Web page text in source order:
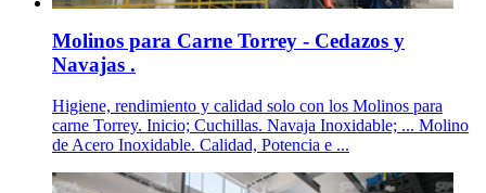
Molinos para Carne Torrey - Cedazos y
Navajas .
Higiene, rendimiento y calidad solo con los Molinos para
carne Torrey. Inicio; Cuchillas. Navaja Inoxidable; ... Molino
de Acero Inoxidable. Calidad, Potencia e ...